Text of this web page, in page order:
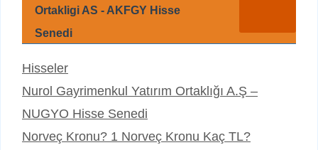
Ortakligi AS - AKFGY Hisse
Senedi
Kategoriler
Hisseler
Nurol Gayrimenkul Yatırım Ortaklığı A.Ş –
NUGYO Hisse Senedi
Norveç Kronu? 1 Norveç Kronu Kaç TL?